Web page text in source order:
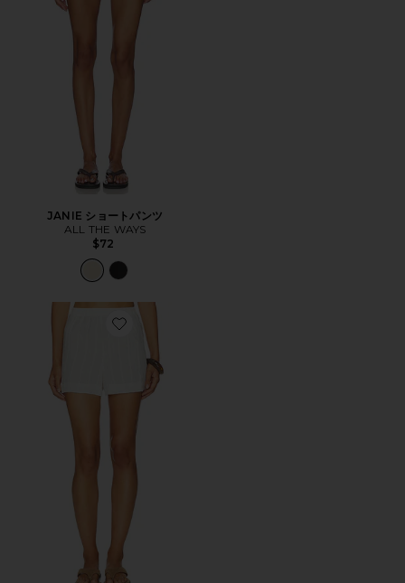
JANIE ショートパンツ
ALL THE WAYS
$72
Favorite THE OFF DUTY ショートパンツ